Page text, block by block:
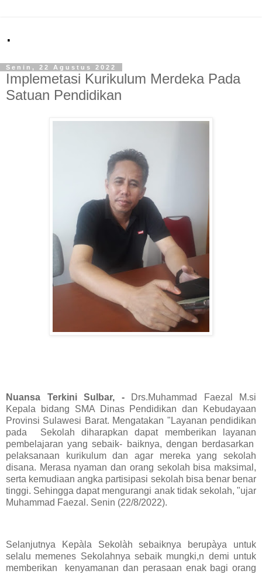
.
Senin, 22 Agustus 2022
Implemetasi Kurikulum Merdeka Pada
Satuan Pendidikan
Nuansa Terkini Sulbar, -
Drs.Muhammad Faezal M.si
Kepala bidang SMA Dinas Pendidikan dan Kebudayaan
Provinsi Sulawesi Barat. Mengatakan "Layanan pendidikan
pada Sekolah diharapkan dapat memberikan layanan
pembelajaran yang sebaik- baiknya, dengan berdasarkan
pelaksanaan kurikulum dan agar mereka yang sekolah
disana. Merasa nyaman dan orang sekolah bisa maksimal,
serta kemudiaan angka partisipasi sekolah bisa benar benar
tinggi. Sehingga dapat mengurangi anak tidak sekolah, "ujar
Muhammad Faezal. Senin (22/8/2022).
Selanjutnya Kepàla Sekolàh sebaiknya berupàya untuk
selalu memenes Sekolahnya sebaik mungki,n demi untuk
memberikan kenyamanan dan perasaan enak bagi orang